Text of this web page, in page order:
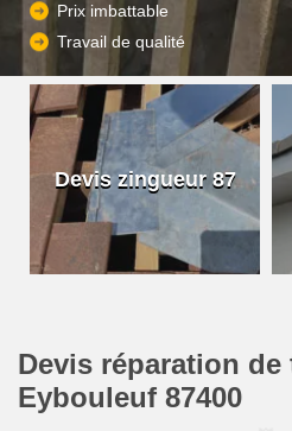
Prix imbattable
Travail de qualité
Devis zingueur 87
Devis réparation
Eybouleuf 87400